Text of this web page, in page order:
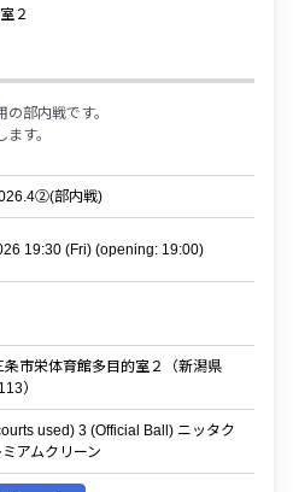
２
部内戦です。
す。
部内戦)
19:30 (Fri) (opening: 19:00)
条市栄体育館多目的室２（新潟県
）
used) 3 (Official Ball) ニッタク
アムクリーン